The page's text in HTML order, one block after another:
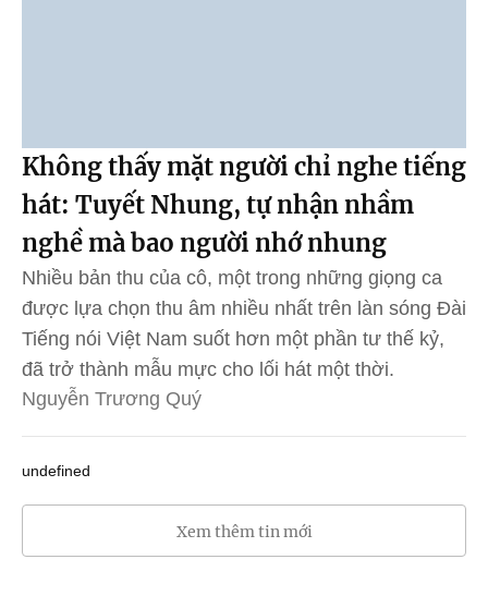
Không thấy mặt người chỉ nghe tiếng
hát: Tuyết Nhung, tự nhận nhầm
nghề mà bao người nhớ nhung
Nhiều bản thu của cô, một trong những giọng ca
được lựa chọn thu âm nhiều nhất trên làn sóng Đài
Tiếng nói Việt Nam suốt hơn một phần tư thế kỷ,
đã trở thành mẫu mực cho lối hát một thời.
Nguyễn Trương Quý
undefined
Xem thêm tin mới